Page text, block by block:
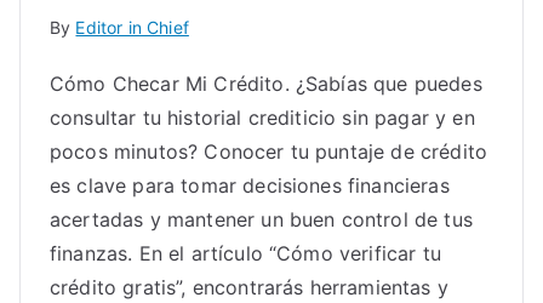
By Editor in Chief
Cómo Checar Mi Crédito. ¿Sabías que puedes
consultar tu historial crediticio sin pagar y en
pocos minutos? Conocer tu puntaje de crédito
es clave para tomar decisiones financieras
acertadas y mantener un buen control de tus
finanzas. En el artículo “Cómo verificar tu
crédito gratis”, encontrarás herramientas y